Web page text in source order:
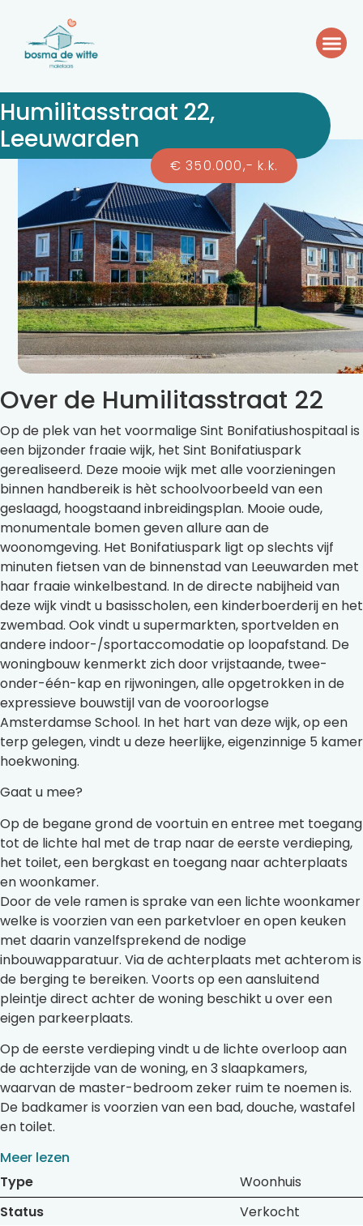
Humilitasstraat 22,
Leeuwarden
Over de Humilitasstraat 22
Op de plek van het voormalige Sint Bonifatiushospitaal is
een bijzonder fraaie wijk, het Sint Bonifatiuspark
gerealiseerd. Deze mooie wijk met alle voorzieningen
binnen handbereik is hèt schoolvoorbeeld van een
geslaagd, hoogstaand inbreidingsplan. Mooie oude,
monumentale bomen geven allure aan de
woonomgeving. Het Bonifatiuspark ligt op slechts vijf
minuten fietsen van de binnenstad van Leeuwarden met
haar fraaie winkelbestand. In de directe nabijheid van
deze wijk vindt u basisscholen, een kinderboerderij en het
zwembad. Ook vindt u supermarkten, sportvelden en
andere indoor-/sportaccomodatie op loopafstand. De
woningbouw kenmerkt zich door vrijstaande, twee-
onder-één-kap en rijwoningen, alle opgetrokken in de
expressieve bouwstijl van de vooroorlogse
Amsterdamse School. In het hart van deze wijk, op een
terp gelegen, vindt u deze heerlijke, eigenzinnige 5 kamer
hoekwoning.
Gaat u mee?
Op de begane grond de voortuin en entree met toegang
tot de lichte hal met de trap naar de eerste verdieping,
het toilet, een bergkast en toegang naar achterplaats
en woonkamer.
Door de vele ramen is sprake van een lichte woonkamer
welke is voorzien van een parketvloer en open keuken
met daarin vanzelfsprekend de nodige
inbouwapparatuur. Via de achterplaats met achterom is
de berging te bereiken. Voorts op een aansluitend
pleintje direct achter de woning beschikt u over een
eigen parkeerplaats.
Op de eerste verdieping vindt u de lichte overloop aan
de achterzijde van de woning, en 3 slaapkamers,
waarvan de master-bedroom zeker ruim te noemen is.
De badkamer is voorzien van een bad, douche, wastafel
en toilet.
Meer lezen
Type
Woonhuis
Status
Verkocht